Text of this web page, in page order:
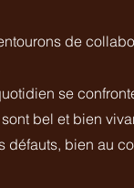
de
se
bel et bien
défauts, bien au